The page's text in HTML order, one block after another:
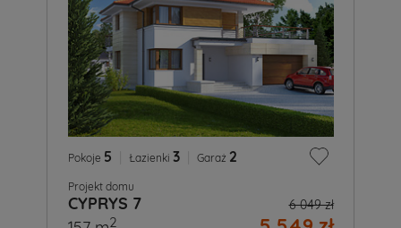
Pokoje 5 Łazienki 3 Garaż 2
Projekt domu
CYPRYS 7 6 049 zł
2